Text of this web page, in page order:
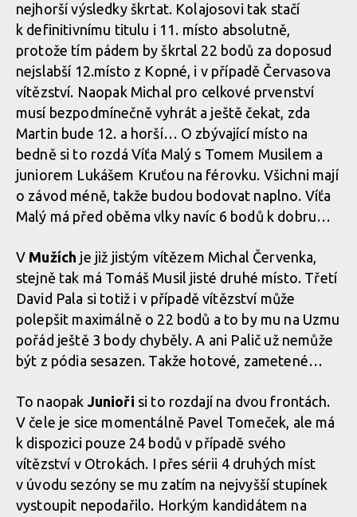
nejhorší výsledky škrtat. Kolajosovi tak stačí
k definitivnímu titulu i 11. místo absolutně,
protože tím pádem by škrtal 22 bodů za doposud
nejslabší 12.místo z Kopné, i v případě Červasova
vítězství. Naopak Michal pro celkové prvenství
musí bezpodmínečně vyhrát a ještě čekat, zda
Martin bude 12. a horší… O zbývající místo na
bedně si to rozdá Víťa Malý s Tomem Musilem a
juniorem Lukášem Kruťou na férovku. Všichni mají
o závod méně, takže budou bodovat naplno. Víťa
Malý má před oběma vlky navíc 6 bodů k dobru…
V Mužích je již jistým vítězem Michal Červenka,
stejně tak má Tomáš Musil jisté druhé místo. Třetí
David Pala si totiž i v případě vítězství může
polepšit maximálně o 22 bodů a to by mu na Uzmu
pořád ještě 3 body chyběly. A ani Palič už nemůže
být z pódia sesazen. Takže hotové, zametené…
To naopak Junioři si to rozdají na dvou frontách.
V čele je sice momentálně Pavel Tomeček, ale má
k dispozici pouze 24 bodů v případě svého
vítězství v Otrokách. I přes sérii 4 druhých míst
v úvodu sezóny se mu zatím na nejvyšší stupínek
vystoupit nepodařilo. Horkým kandidátem na